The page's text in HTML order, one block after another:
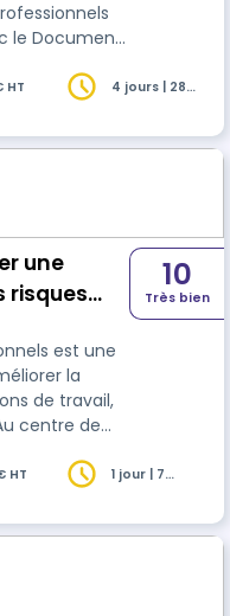
de travail et
HT
4 jours | 28
une
risques
est une
la
de travail,
reste
10
Très bien
HT
1 jour | 7